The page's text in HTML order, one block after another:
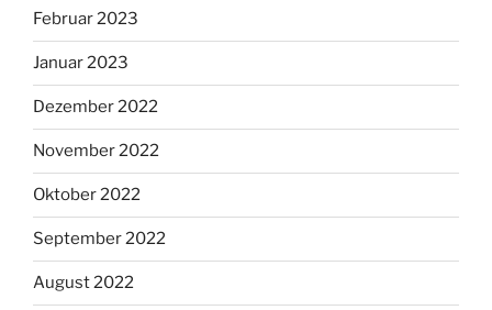
Februar 2023
Januar 2023
Dezember 2022
November 2022
Oktober 2022
September 2022
August 2022